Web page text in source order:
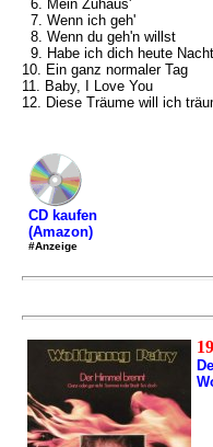
6. Mein Zuhaus'
7. Wenn ich geh'
8. Wenn du geh'n willst
9. Habe ich dich heute
10. Ein ganz normaler Tag
11. Baby, I Love You
12. Diese Träume will ich
CD kaufen
(Amazon)
#Anzeige